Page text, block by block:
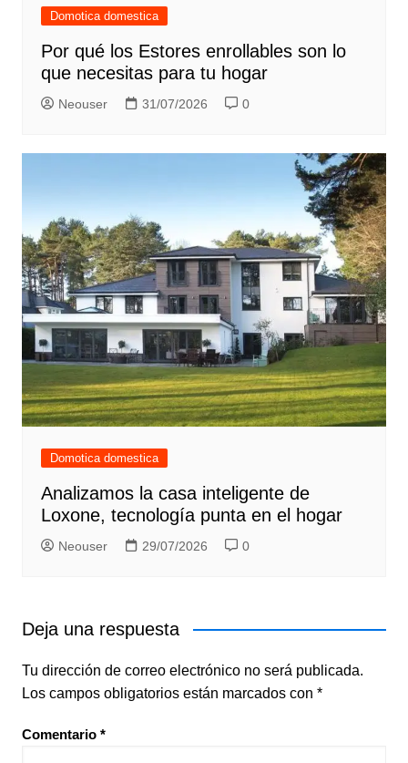
Domotica domestica
Por qué los Estores enrollables son lo
que necesitas para tu hogar
Neouser 31/07/2026 0
Domotica domestica
Analizamos la casa inteligente de
Loxone, tecnología punta en el hogar
Neouser 29/07/2026 0
Deja una respuesta
Tu dirección de correo electrónico no será publicada.
Los campos obligatorios están marcados con *
Comentario *